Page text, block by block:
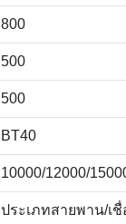
800
500
500
BT40
10000/12000/
ประเภทสายพาน/เ